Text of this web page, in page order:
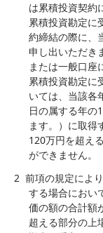
は累積投資契約
累積投資勘定に
約締結の際に、
申し出いただき
または一般口座
累積投資勘定に
いては、当該各
日の属する年の
ます。）に取得
120万円を超え
ができません。
2 前項の規定によ
する場合におい
価の額の合計額
超える部分の上